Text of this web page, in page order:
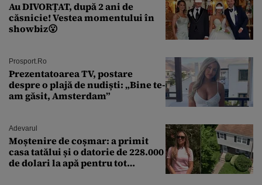
Au DIVORȚAT, după 2 ani de
căsnicie! Vestea momentului în
showbiz😮
Prosport.ro
Prezentatoarea TV, postare
despre o plajă de nudiști: „Bine te-
am găsit, Amsterdam”
Adevarul
Moștenire de coșmar: a primit
casa tatălui și o datorie de 228.000
de dolari la apă pentru tot